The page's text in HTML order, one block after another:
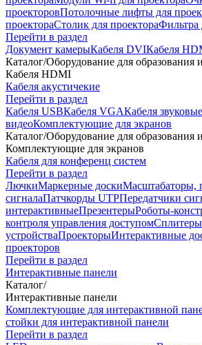
проекторовПотолочные лифты для
проектораСтолик для проектораФильтра
Перейти в раздел
Документ камерыКабеля DVIКабеля
Каталог/Оборудование для образования
Кабеля HDMI
Кабеля акустичекие
Перейти в раздел
Кабеля USBКабеля VGAКабеля
видеоКомплектующие для экранов
Каталог/Оборудование для образования
Комплектующие для экранов
Кабеля для конференц систем
Перейти в раздел
ЛючкиМаркерные доскиМасштабаторы,
сигналаПатчкорды UTPПередатчики
интерактивныеПрезентерыРоботы-
контроля управления доступомСплитеры
устройстваПроекторыИнтерактивные
проекторов
Перейти в раздел
Интерактивные панели
Каталог/
Интерактивные панели
Комплектующие для интерактивной
стойки для интерактивной панели
Перейти в раздел